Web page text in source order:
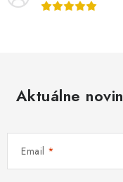
Aktuálne
Email